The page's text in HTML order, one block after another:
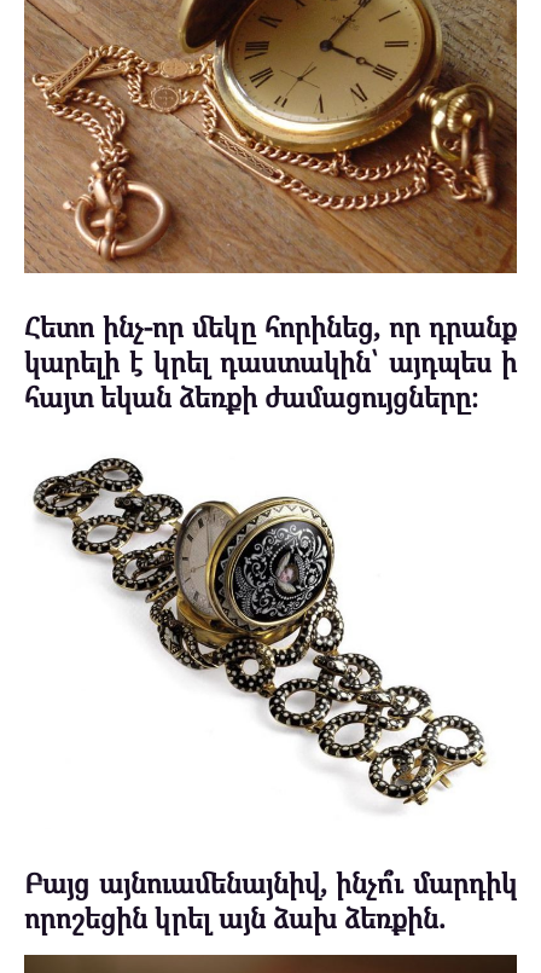
Հետո ինչ-որ մեկը հորինեց, որ դրանք
կարելի է կրել դաստակին՝ այդպես ի
հայտ եկան ձեռքի ժամացույցները։
Բայց այնուամենայնիվ, ինչո՞ւ մարդիկ
որոշեցին կրել այն ձախ ձեռքին.